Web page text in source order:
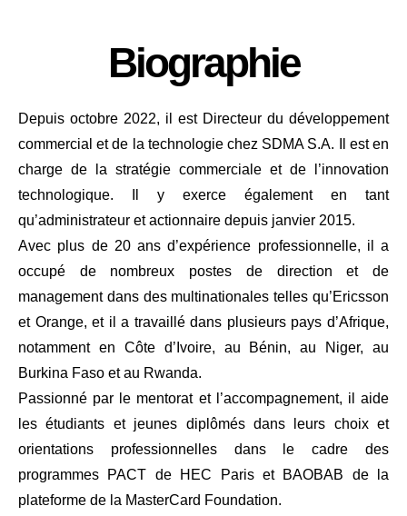
Biographie
Depuis octobre 2022, il est Directeur du développement
commercial et de la technologie chez SDMA S.A. Il est en
charge de la stratégie commerciale et de l’innovation
technologique. Il y exerce également en tant
qu’administrateur et actionnaire depuis janvier 2015.
Avec plus de 20 ans d’expérience professionnelle, il a
occupé de nombreux postes de direction et de
management dans des multinationales telles qu’Ericsson
et Orange, et il a travaillé dans plusieurs pays d’Afrique,
notamment en Côte d’Ivoire, au Bénin, au Niger, au
Burkina Faso et au Rwanda.
Passionné par le mentorat et l’accompagnement, il aide
les étudiants et jeunes diplômés dans leurs choix et
orientations professionnelles dans le cadre des
programmes PACT de HEC Paris et BAOBAB de la
plateforme de la MasterCard Foundation.